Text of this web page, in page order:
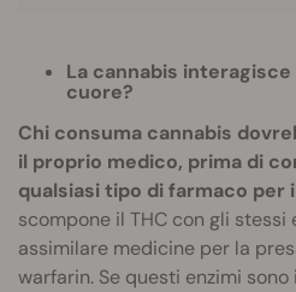
La cannabis
cuore?
Chi consuma cannabis
il proprio medico, prima di
qualsiasi tipo di farmaco per
scompone il THC con gli stessi
assimilare medicine per la
warfarin. Se questi enzimi